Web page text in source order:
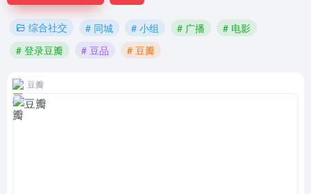
综合社交 # 同城 # 小组 # 广播
# 电影
# 登录豆瓣
# 豆品 # 豆瓣
豆瓣